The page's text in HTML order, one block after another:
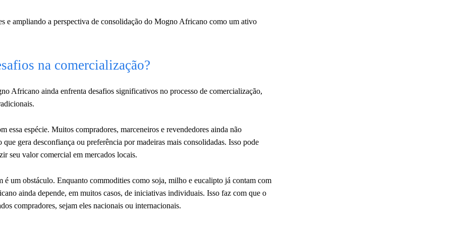
e ampliando a perspectiva de consolidação do Mogno Africano como um ativo
na comercialização?
Africano ainda enfrenta desafios significativos no processo de comercialização,
espécie. Muitos compradores, marceneiros e revendedores ainda não
gera desconfiança ou preferência por madeiras mais consolidadas. Isso pode
seu valor comercial em mercados locais.
é um obstáculo. Enquanto commodities como soja, milho e eucalipto já contam com
ainda depende, em muitos casos, de iniciativas individuais. Isso faz com que o
compradores, sejam eles nacionais ou internacionais.